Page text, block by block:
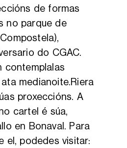
de formas
no parque de
do CGAC.
contemplalas
medianoite.Riera
proxeccións. A
cartel é súa,
en Bonaval. Para
el, podedes visitar: